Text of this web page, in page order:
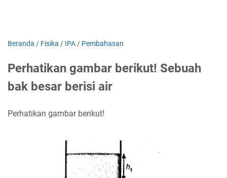
Beranda / Fisika / IPA / Pembahasan
Perhatikan gambar berikut! Sebuah
bak besar berisi air
Perhatikan gambar berikut!